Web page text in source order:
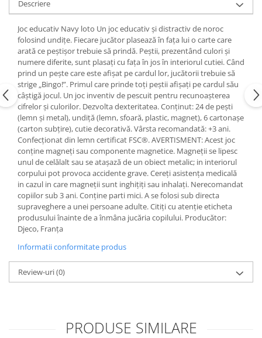
Descriere
Joc educativ Navy loto Un joc educativ și distractiv de noroc
folosind undițe. Fiecare jucător plasează în fața lui o carte care
arată ce peștișor trebuie să prindă. Peștii, prezentând culori și
numere diferite, sunt plasați cu fața în jos în interiorul cutiei. Când
prind un pește care este afișat pe cardul lor, jucătorii trebuie să
strige „Bingo!”. Primul care prinde toți peștii afișați pe cardul său
câștigă jocul. Un joc inventiv de pescuit pentru recunoașterea
cifrelor și culorilor. Dezvolta dexteritatea. Conținut: 24 de pești
(lemn și metal), undiță (lemn, sfoară, plastic, magnet), 6 cartonașe
(carton subțire), cutie decorativă. Vârsta recomandată: +3 ani.
Confecționat din lemn certificat FSC®. AVERTISMENT: Acest joc
conține magneți sau componente magnetice. Magneții se lipesc
unul de celălalt sau se atașază de un obiect metalic; in interiorul
corpului pot provoca accidente grave. Cereți asistența medicală
in cazul in care magneții sunt inghițiți sau inhalați. Nerecomandat
copiilor sub 3 ani. Conține parti mici. A se folosi sub directa
supraveghere a unei persoane adulte. Citiți cu atenție eticheta
produsului înainte de a înmâna jucăria copilului. Producător:
Djeco, Franța
Informatii conformitate produs
Review-uri(0)
PRODUSE SIMILARE